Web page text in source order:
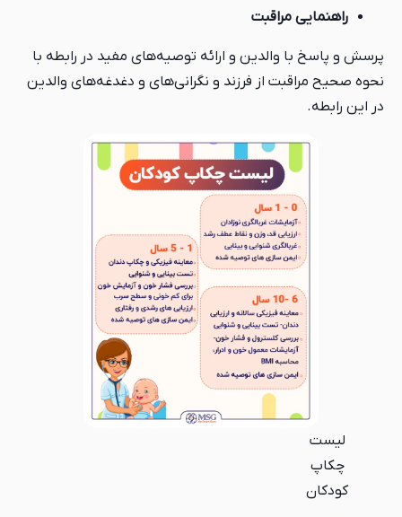
راهنمایی مراقبت
پرسش و پاسخ با والدین و ارائه توصیه‌های مفید در رابطه با
نحوه صحیح مراقبت از فرزند و نگرانی‌های و دغدغه‌های والدین
در این رابطه.
لیست
چکاپ
کودکان